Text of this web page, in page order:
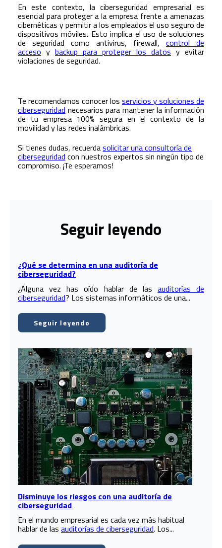
En este contexto, la ciberseguridad empresarial es
esencial para proteger a la empresa frente a amenazas
cibernéticas y permitir a los empleados el uso seguro de
dispositivos móviles. Esto implica el uso de soluciones
de seguridad como antivirus, firewall, control de
acceso y backup para proteger los datos y evitar
violaciones de seguridad.
Te recomendamos conocer los servicios y soluciones de
ciberseguridad necesarios para mantener la información
de tu empresa 100% segura en el contexto de la
movilidad y las redes inalámbricas.
Si tienes dudas, recuerdasolicitar una consultoría de
ciberseguridad con nuestros expertos sin ningún tipo de
compromiso. ¡Te esperamos!
Seguir leyendo
¿Qué se determina en una auditoría de
ciberseguridad?
¿Alguna vez has oído hablar de las auditorías de
ciberseguridad? Los sistemas informáticos de una...
Seguir leyendo
Disminuye los riesgos con una auditoría de
ciberseguridad
En el mundo empresarial es cada vez más habitual
hablar de las auditorías de ciberseguridad. Los...